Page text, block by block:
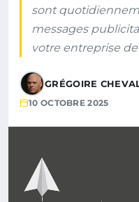
sont
messages
votre entreprise
GRÉGOIRE
10 OCTOBRE 2025